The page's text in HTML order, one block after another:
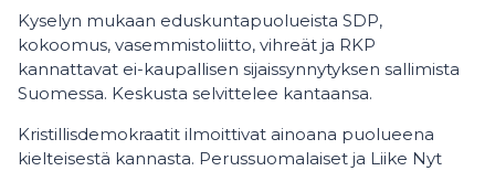
Kyselyn mukaan eduskuntapuolueista SDP,
kokoomus, vasemmistoliitto, vihreät ja RKP
kannattavat ei-kaupallisen sijaissynnytyksen sallimista
Suomessa. Keskusta selvittelee kantaansa.
Kristillisdemokraatit ilmoittivat ainoana puolueena
kielteisestä kannasta. Perussuomalaiset ja Liike Nyt